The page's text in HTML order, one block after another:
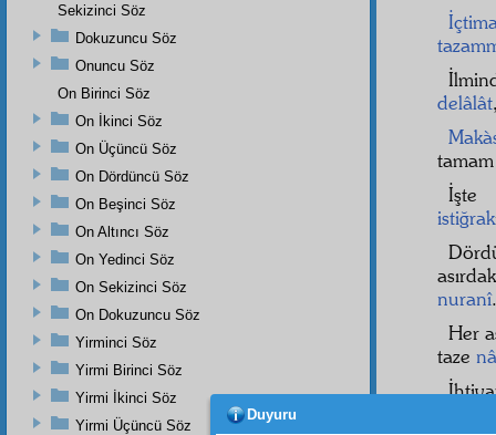
delâlât
İşte
istiğrak
nuranî.
Her
taze
Sekizinci Söz
Dokuzuncu Söz
Onuncu Söz
On Birinci Söz
On İkinci Söz
On Üçüncü Söz
On Dördüncü Söz
On Beşinci Söz
On Altıncı Söz
On Yedinci Söz
On Sekizinci Söz
On Dokuzuncu Söz
Yirminci Söz
Yirmi Birinci Söz
Yirmi İkinci Söz
Yirmi Üçüncü Söz
Duyuru